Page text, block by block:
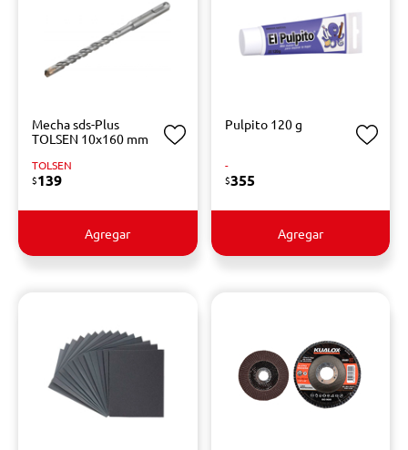
Mecha sds-Plus
TOLSEN 10x160 mm
TOLSEN
$139
Agregar
Pulpito 120 g
-
$355
Agregar